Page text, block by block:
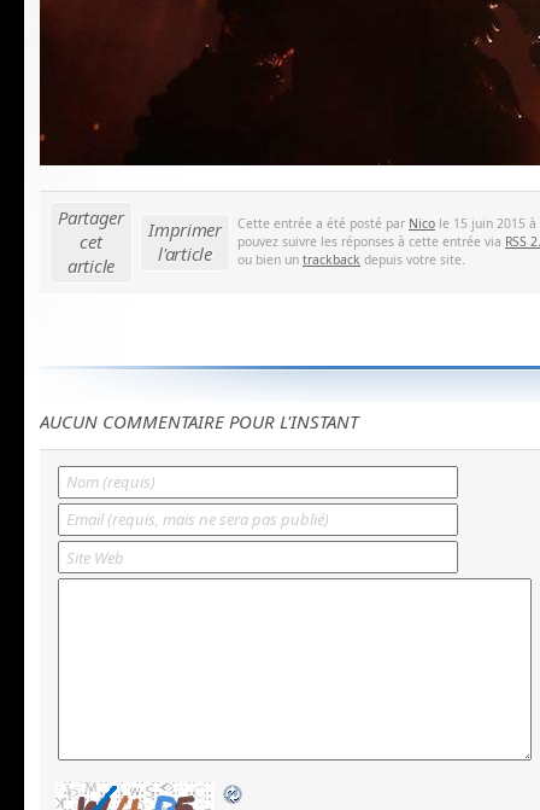
Partager
cet
article
Imprimer
l'article
Cette entrée a été posté par Nico le 15 juin 2015
pouvez suivre les réponses à cette entrée via RSS
ou bien un trackback depuis votre site.
AUCUN COMMENTAIRE POUR L'INSTANT